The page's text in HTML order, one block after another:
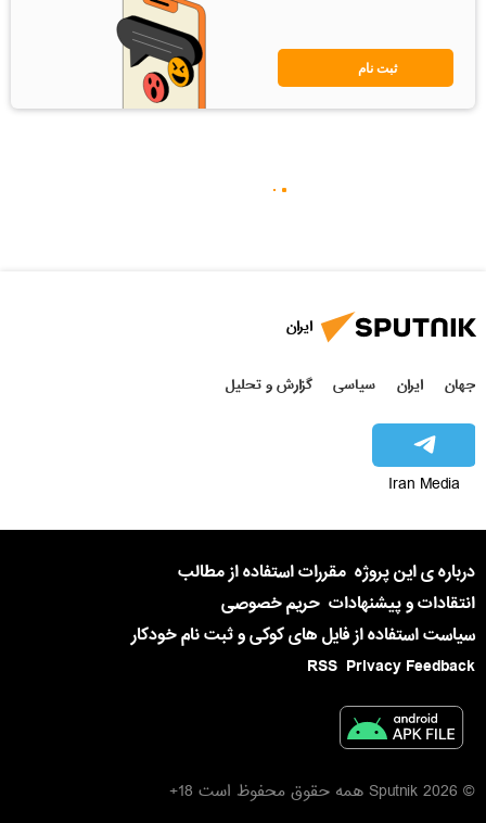
ثبت نام
ایران
جهان ایران سیاسی گزارش و تحلیل
Iran Media
درباره ی این پروژه مقررات استفاده از مطالب
انتقادات و پیشنهادات حریم خصوصی
سیاست استفاده از فایل های کوکی و ثبت نام خودکار
Privacy Feedback
RSS
© 2026 Sputnik همه حقوق محفوظ است 18+